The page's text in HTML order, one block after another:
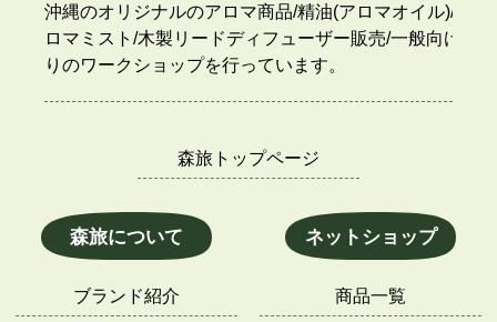
沖縄のオリジナルのアロマ商品/精油(アロマオイル)/ア
ロマミスト/木製リードディフューザー販売/一般向け香
りのワークショップを行っています。
森旅トップページ
森旅について
ブランド紹介
ネットショップ
商品一覧